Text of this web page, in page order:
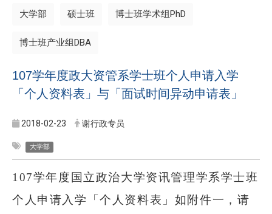
大学部 硕士班 博士班学术组PhD
博士班产业组DBA
107学年度政大资管系学士班个人申请入学
「个人资料表」与「面试时间异动申请表」
2018-02-23 谢行政专员
大学部
107学年度国立政治大学资讯管理学系学士班
个人申请入学「个人资料表」如附件一，请